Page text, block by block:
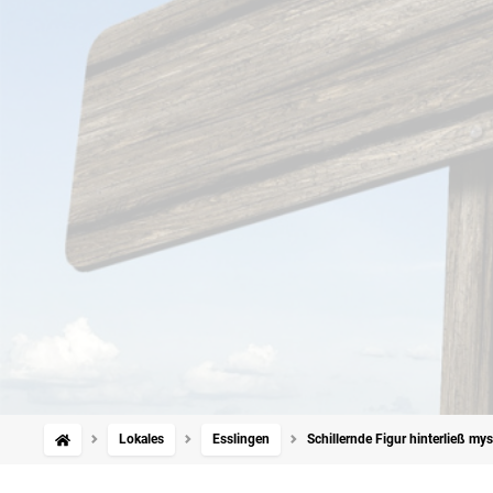
Lokales Esslingen Schillernde Figur hinterließ